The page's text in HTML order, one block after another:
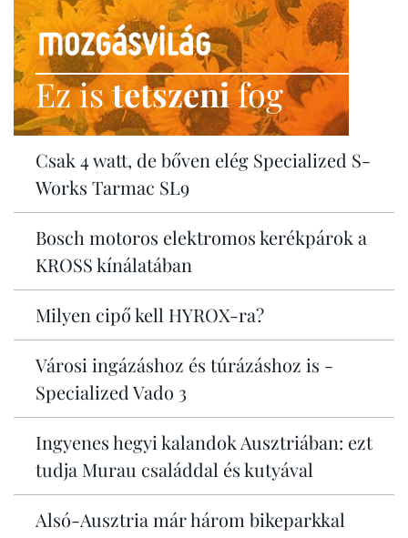
Ez istetszenifog
Csak 4 watt, de bőven elég Specialized S-
Works Tarmac SL9
Bosch motoros elektromos kerékpárok a
KROSS kínálatában
Milyen cipő kell HYROX-ra?
Városi ingázáshoz és túrázáshoz is -
Specialized Vado 3
Ingyenes hegyi kalandok Ausztriában: ezt
tudja Murau családdal és kutyával
Alsó-Ausztria már három bikeparkkal